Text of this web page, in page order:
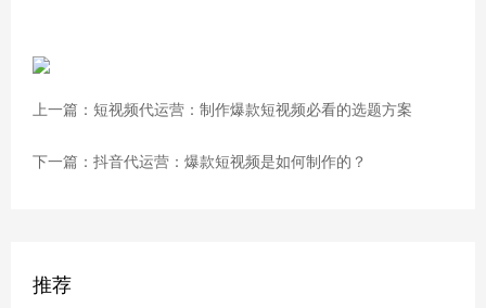
上一篇：短视频代运营：制作爆款短视频必看的选题方案
下一篇：抖音代运营：爆款短视频是如何制作的？
推荐